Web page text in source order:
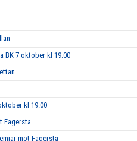
BK 7 oktober kl 19:00
kl 19.00
Fagersta
mot Fagersta